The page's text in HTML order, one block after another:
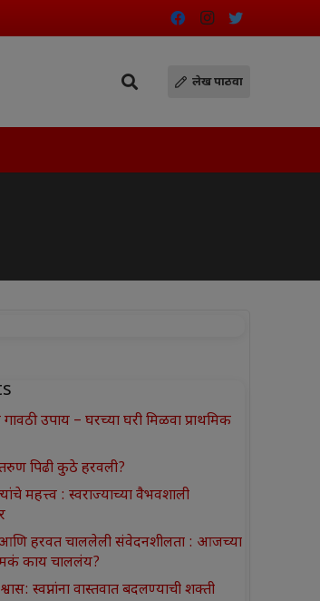
लेख पाठवा
उपाय – घरच्या घरी मिळवा प्राथमिक
पिढी कुठे हरवली?
महत्त्व : स्वराज्याच्या वैभवशाली
आणि हरवत चाललेली संवेदनशीलता : आजच्या
काय चाललंय?
स्वप्नांना वास्तवात बदलण्याची शक्ती